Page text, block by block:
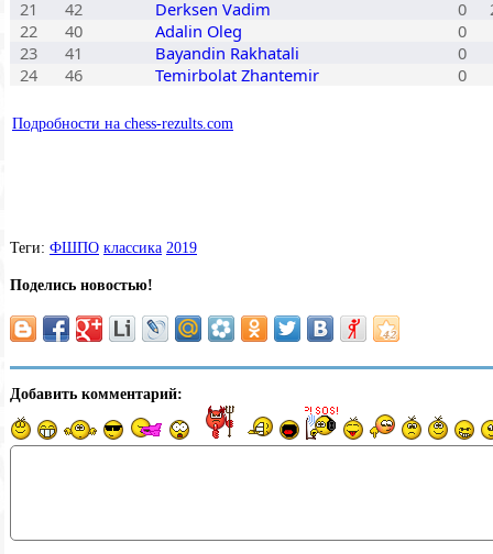
21
42 Derksen Vadim 0
22
40 Adalin Oleg
0
23
41 Bayandin Rakhatali
0
24
46 Temirbolat Zhantemir 0
Подробности на chess-rezults.com
Теги: ФШПО классика 2019
Поделись новостью!
Добавить комментарий: